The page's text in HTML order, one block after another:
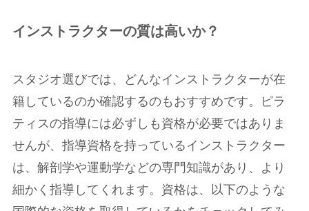
インストラクターの質は高いか？
スタジオ選びでは、どんなインストラクターが在
籍しているのか確認するのもおすすめです。ピラ
ティスの指導には必ずしも資格が必要ではありま
せんが、指導資格を持っているインストラクター
は、解剖学や運動学などの専門知識があり、より
細かく指導してくれます。資格は、以下のような